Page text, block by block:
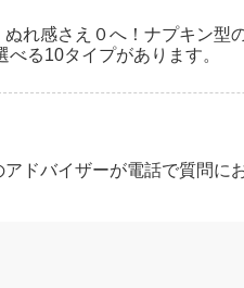
れ感さえ０へ！ナプキン型
る10タイプがあります。
ドバイザーが電話で質問に